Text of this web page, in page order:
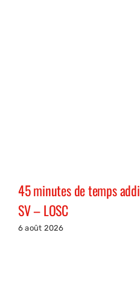
45 minutes de temps
SV – LOSC
6 août 2026